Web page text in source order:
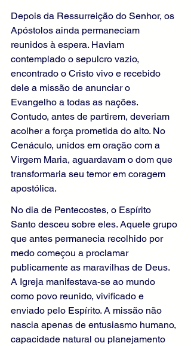
Depois da Ressurreição do Senhor, os
Apóstolos ainda permaneciam
reunidos à espera. Haviam
contemplado o sepulcro vazio,
encontrado o Cristo vivo e recebido
dele a missão de anunciar o
Evangelho a todas as nações.
Contudo, antes de partirem, deveriam
acolher a força prometida do alto. No
Cenáculo, unidos em oração com a
Virgem Maria, aguardavam o dom que
transformaria seu temor em coragem
apostólica.
No dia de Pentecostes, o Espírito
Santo desceu sobre eles. Aquele grupo
que antes permanecia recolhido por
medo começou a proclamar
publicamente as maravilhas de Deus.
A Igreja manifestava-se ao mundo
como povo reunido, vivificado e
enviado pelo Espírito. A missão não
nascia apenas de entusiasmo humano,
capacidade natural ou planejamento